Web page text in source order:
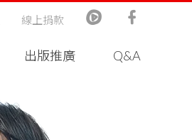
出版推廣 Q&A
線上捐款